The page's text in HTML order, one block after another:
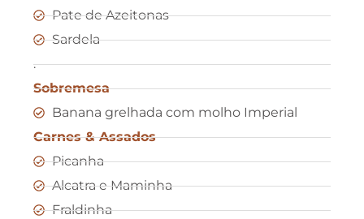
Pate de Azeitonas
Sardela
.
Sobremesa
Banana grelhada com molho Imperial
Carnes & Assados
Picanha
Alcatra e Maminha
Fraldinha